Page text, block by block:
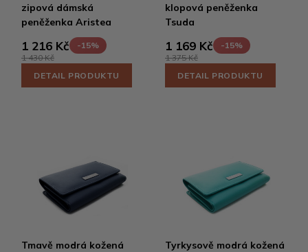
zipová dámská
peněženka Aristea
1 216 Kč
-15%
1 430 Kč
DETAIL PRODUKTU
klopová peněženka
Tsuda
1 169 Kč
-15%
1 375 Kč
DETAIL PRODUKTU
Tmavě modrá kožená
Tyrkysově modrá kožená